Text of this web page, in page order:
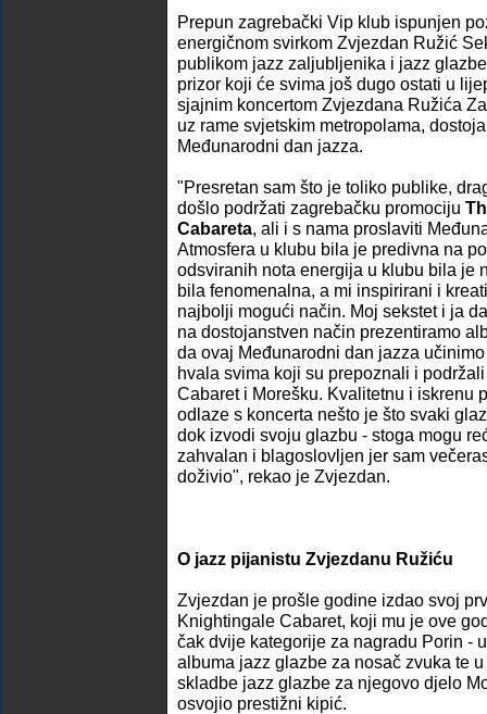
Prepun zagrebački Vip klub ispunjen
energičnom svirkom Zvjezdan Ružić
publikom jazz zaljubljenika i jazz
prizor koji će svima još dugo ostati u
sjajnim koncertom Zvjezdana Ružića
uz rame svjetskim metropolama,
Međunarodni dan jazza.
"Presretan sam što je toliko publike,
došlo podržati zagrebačku promociju
Cabareta, ali i s nama proslaviti
Atmosfera u klubu bila je predivna na
odsviranih nota energija u klubu bila je
bila fenomenalna, a mi inspirirani i
najbolji mogući način. Moj sekstet i ja
na dostojanstven način prezentiramo
da ovaj Međunarodni dan jazza
hvala svima koji su prepoznali i
Cabaret i Morešku. Kvalitetnu i iskrenu
odlaze s koncerta nešto je što svaki
dok izvodi svoju glazbu - stoga mogu
zahvalan i blagoslovljen jer sam
doživio", rekao je Zvjezdan.
O jazz pijanistu Zvjezdanu Ružiću
Zvjezdan je prošle godine izdao svoj
Knightingale Cabaret, koji mu je ove
čak dvije kategorije za nagradu Porin -
albuma jazz glazbe za nosač zvuka te
skladbe jazz glazbe za njegovo djelo
osvojio prestižni kipić.